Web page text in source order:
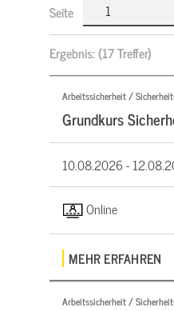
Seite
Ergebnis:(17 Treffer)
Arbeitssicherheit /
Grundkurs
10.08.2026 -
Online
MEHR ERFAHREN
Arbeitssicherheit /